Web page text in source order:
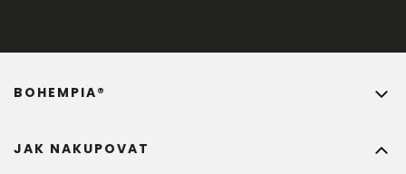
JAK NAKUPOVAT
BOHEMPIA®